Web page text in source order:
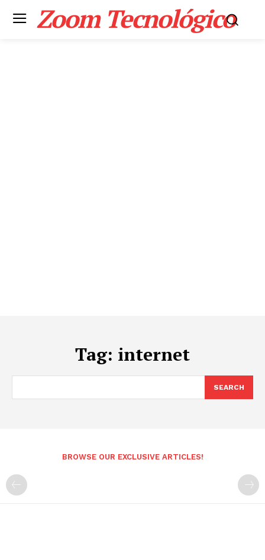
Zoom Tecnológico
Tag: internet
SEARCH
BROWSE OUR EXCLUSIVE ARTICLES!